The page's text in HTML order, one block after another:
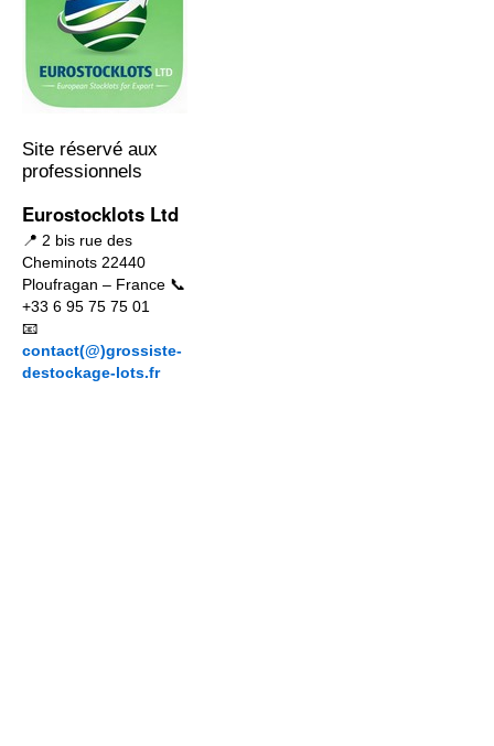
Site réservé aux
professionnels
Eurostocklots Ltd
📍 2 bis rue des
Cheminots 22440
Ploufragan – France 📞
+33 6 95 75 75 01
📧
contact(@)grossiste-
destockage-lots.fr